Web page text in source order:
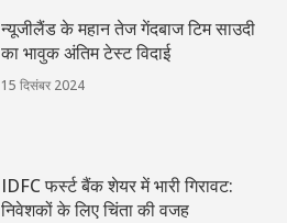
न्यूजीलैंड के महान तेज गेंदबाज टिम साउदी
का भावुक अंतिम टेस्ट विदाई
15 दिसंबर 2024
IDFC फर्स्ट बैंक शेयर में भारी गिरावट:
निवेशकों के लिए चिंता की वजह